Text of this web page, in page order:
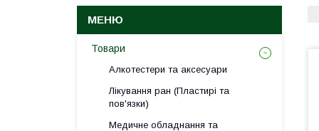
Товари
Алкотестери та аксесуари
Лікування ран (Пластирі та
пов'язки)
Медичне обладнання та